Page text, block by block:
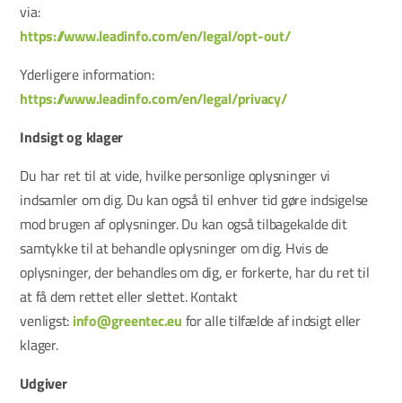
via:
https://www.leadinfo.com/en/legal/opt-out/
Yderligere information:
https://www.leadinfo.com/en/legal/privacy/
Indsigt og klager
Du har ret til at vide, hvilke personlige oplysninger vi
indsamler om dig. Du kan også til enhver tid gøre indsigelse
mod brugen af oplysninger. Du kan også tilbagekalde dit
samtykke til at behandle oplysninger om dig. Hvis de
oplysninger, der behandles om dig, er forkerte, har du ret til
at få dem rettet eller slettet. Kontakt
venligst: info@greentec.eu for alle tilfælde af indsigt eller
klager.
Udgiver